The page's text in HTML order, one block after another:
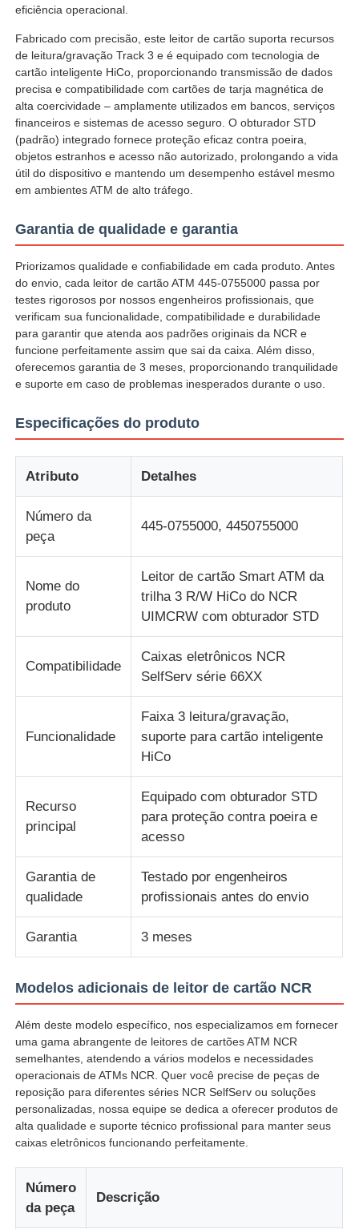
Casa
Produtos
Vídeos
Quem Somos
Fábrica
Controle de Qualidade
Fale Conosco
Todos os casos
Diebold Partes de caixas automáticas
Peças ATM NCR
Peças ATM Wincor
Partes de caixas eletrônicos Fujitsu
Peças de caixas eletrônicos Hitachi
Peças de GRG ATM
Glory NMD Peças para ATM
Peças para ATM OKI
Aceitante de faturas
Classificador de notas
Impressora do cartão
eficiência operacional.
Fabricado com precisão, este leitor de cartão suporta recursos
de leitura/gravação Track 3 e é equipado com tecnologia de
cartão inteligente HiCo, proporcionando transmissão de dados
precisa e compatibilidade com cartões de tarja magnética de
alta coercividade – amplamente utilizados em bancos, serviços
financeiros e sistemas de acesso seguro. O obturador STD
(padrão) integrado fornece proteção eficaz contra poeira,
objetos estranhos e acesso não autorizado, prolongando a vida
útil do dispositivo e mantendo um desempenho estável mesmo
em ambientes ATM de alto tráfego.
Garantia de qualidade e garantia
Priorizamos qualidade e confiabilidade em cada produto. Antes
do envio, cada leitor de cartão ATM 445-0755000 passa por
testes rigorosos por nossos engenheiros profissionais, que
verificam sua funcionalidade, compatibilidade e durabilidade
para garantir que atenda aos padrões originais da NCR e
funcione perfeitamente assim que sai da caixa. Além disso,
oferecemos garantia de 3 meses, proporcionando tranquilidade
e suporte em caso de problemas inesperados durante o uso.
Especificações do produto
Atributo Detalhes
Número da
peça
445-0755000, 4450755000
Nome do
produto
Leitor de cartão Smart ATM da
trilha 3 R/W HiCo do NCR
UIMCRW com obturador STD
Compatibilidade
Caixas eletrônicos NCR
SelfServ série 66XX
Funcionalidade
Faixa 3 leitura/gravação,
suporte para cartão inteligente
HiCo
Recurso
principal
Equipado com obturador STD
para proteção contra poeira e
acesso
Garantia de
qualidade
Testado por engenheiros
profissionais antes do envio
Garantia 3 meses
Modelos adicionais de leitor de cartão NCR
Além deste modelo específico, nos especializamos em fornecer
uma gama abrangente de leitores de cartões ATM NCR
semelhantes, atendendo a vários modelos e necessidades
operacionais de ATMs NCR. Quer você precise de peças de
reposição para diferentes séries NCR SelfServ ou soluções
personalizadas, nossa equipe se dedica a oferecer produtos de
alta qualidade e suporte técnico profissional para manter seus
caixas eletrônicos funcionando perfeitamente.
Número
da peça
Descrição